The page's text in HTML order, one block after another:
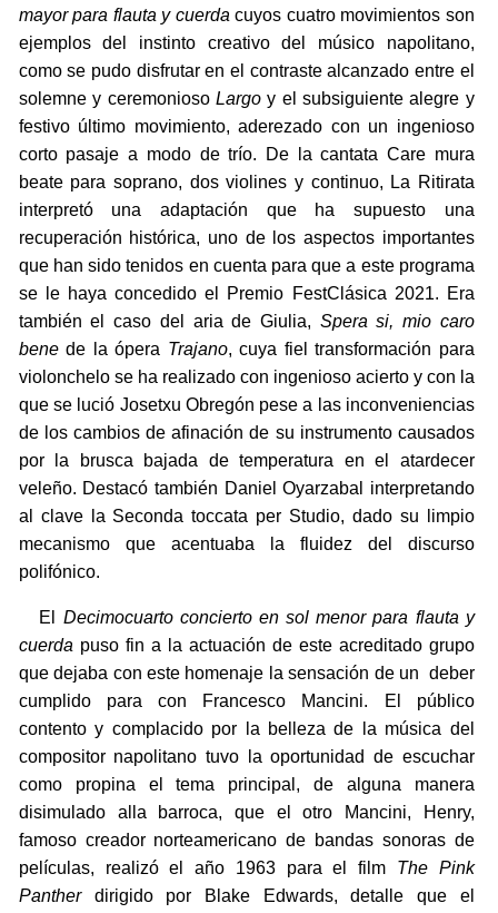
mayor para flauta y cuerda cuyos cuatro movimientos son
ejemplos del instinto creativo del músico napolitano,
como se pudo disfrutar en el contraste alcanzado entre el
solemne y ceremonioso Largoy el subsiguiente alegre y
festivo último movimiento, aderezado con un ingenioso
corto pasaje a modo de trío. De la cantata Care mura
beate para soprano, dos violines y continuo, La Ritirata
interpretó una adaptación que ha supuesto una
recuperación histórica, uno de los aspectos importantes
que han sido tenidos en cuenta para que a este programa
se le haya concedido el Premio FestClásica 2021. Era
también el caso del aria de Giulia, Spera si, mio caro
benede la ópera Trajano, cuya fiel transformación para
violonchelo se ha realizado con ingenioso acierto y con la
que se lució Josetxu Obregón pese a las inconveniencias
de los cambios de afinación de su instrumento causados
por la brusca bajada de temperatura en el atardecer
veleño. Destacó también Daniel Oyarzabal interpretando
al clave la Seconda toccata per Studio, dado su limpio
mecanismo que acentuaba la fluidez del discurso
polifónico.
El Decimocuarto concierto en sol menor para flauta y
cuerda puso fin a la actuación de este acreditado grupo
que dejaba con este homenaje la sensación de un deber
cumplido para con Francesco Mancini. El público
contento y complacido por la belleza de la música del
compositor napolitano tuvo la oportunidad de escuchar
como propina el tema principal, de alguna manera
disimulado alla barroca, que el otro Mancini, Henry,
famoso creador norteamericano de bandas sonoras de
películas, realizó el año 1963 para el film The Pink
Pantherdirigido por Blake Edwards, detalle que el